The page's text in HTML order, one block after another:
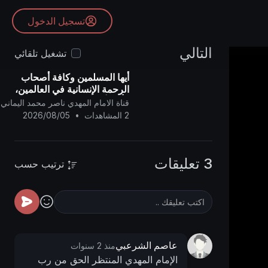
تسجيل الدخول
التالي
تشغيل تلقائي
أيها المسلمين وكافة أصحاب
الرحمة الإنسانية في العالمين،
فأنتم أولياء لنا، وإن الشيطان
(دونالد ترامب) عدو للمسلمين..
قناة الامام المهدي ناصر محمد اليماني
2 المشاهدات
•
2026/08/05
3 تعليقات ترتيب حسب
عاصم الشرعبيمنذ 2 سنوات
الإمام المهدي المنتظر الحق من رب